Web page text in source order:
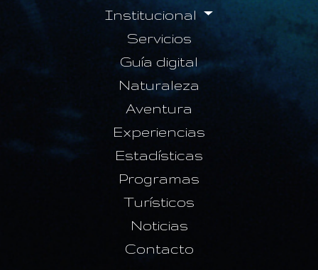
Institucional
Servicios
Guía digital
Naturaleza
Aventura
Experiencias
Estadísticas
Programas
Turísticos
Noticias
Contacto